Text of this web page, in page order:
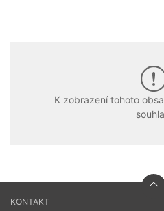
K zobrazení tohoto
KONTAKT